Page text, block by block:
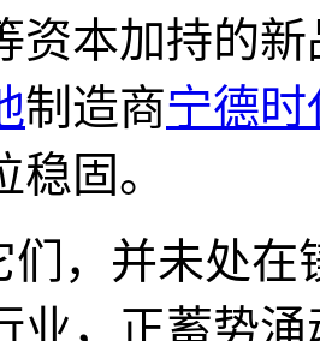
资本加持的
制造商宁德时
固。
们，并未处在
，正蓄势涌